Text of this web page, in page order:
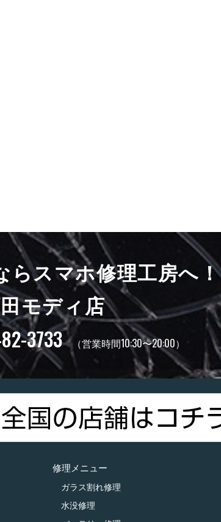
らスマホ修理工房へ！
モディ店
3733 （営業時間10:30〜20:00）
修理メニュー
ガラス割れ修理
水没修理